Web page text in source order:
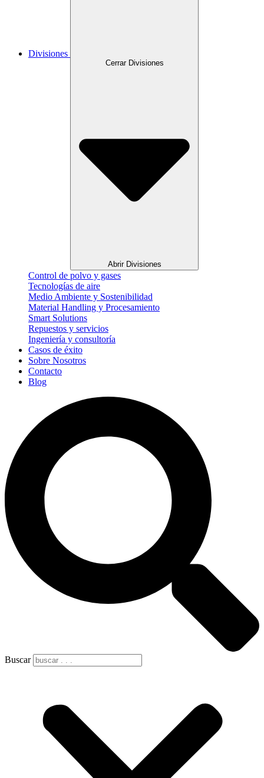
Divisiones
Cerrar Divisiones
Abrir Divisiones
Control de polvo y gases
Tecnologías de aire
Medio Ambiente y Sostenibilidad
Material Handling y Procesamiento
Smart Solutions
Repuestos y servicios
Ingeniería y consultoría
Casos de éxito
Sobre Nosotros
Contacto
Blog
Buscar